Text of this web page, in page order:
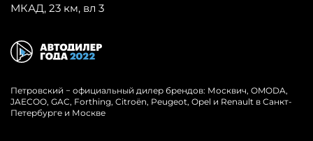
МКАД, 23 км, вл 3
Петровский − официальный дилер брендов: Москвич, OMODA,
JAECOO, GAC, Forthing, Citroёn, Peugeot, Opel и Renault в Санкт-
Петербурге и Москве